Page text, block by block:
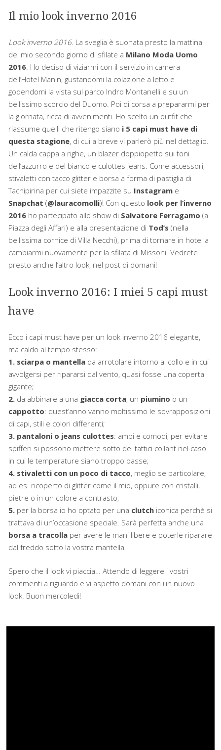
Il mio look inverno 2016
Look inverno 2016. La sveglia è suonata presto la mattina
del mio secondo giorno di sfilate a Milano Moda Uomo
2016. Ho deciso di viziarmi con il servizio in camera
dell’Hotel Manin, gustandomi la colazione a letto e
godendomi la vista sul parco Indro Montanelli e su un
bellissimo scorcio del Duomo. Poi di corsa a prepararmi per
la giornata, ricca di avvenimenti. Ho scelto un outfit che
riassume quelli che ritengo siano i 5 capi must have di
questa stagione, di cui a breve vi parlerò più nel dettaglio.
Un calda cappa a righe, un blazer doppiopetto sui toni
dell’azzurro e del bianco e culottes jeans. Come accessori,
stivaletti con tacco glitter e borsa a forma di pastiglia di
Tachipirina per cui siete impazzite su Instagram e
Snapchat (@lauracomolli)! Con questo look per l’inverno
2016 ho partecipato allo show di Salvatore Ferragamo (a
Piazza degli Affari) e alla presentazione di Tod’s (nella
bellissima cornice di Villa Necchi), prima di tornare in hotel a
cambiarmi nuovamente per la sfilata di Missoni. Vedrete
presto anche l’altro look, nel post di domani!
Look inverno 2016: I miei 5 capi must
have
Ecco i capi must have per un look inverno 2016 elegante,
ma caldo al tempo stesso:
1. sciarpa o mantella da arrotolare intorno al collo e in cui
avvolgersi per ripararsi dal vento, quasi fosse una coperta
gigante;
2. da abbinare a una giacca corta, un piumino o un
cappotto: quest’anno vanno moltissimo le sovrapposizioni
di capi, stili e colori differenti;
3. pantaloni o jeans culottes: ampi e comodi, per evitare
spifferi si possono mettere sotto dei tattici collant nel caso
in cui le temperature siano troppo basse;
4. stivaletti con un poco di tacco, meglio se particolare,
ad es. ricoperto di glitter come il mio, oppure con cristalli,
pietre o in un colore a contrasto;
5. per la borsa io ho optato per una clutch iconica perchè si
trattava di un’occasione speciale. Sarà perfetta anche una
borsa a tracolla per avere le mani libere e poterle riparare
dal freddo sotto la vostra mantella.
Spero che il look vi piaccia… Attendo di leggere i vostri
commenti a riguardo e vi aspetto domani con un nuovo
look. Buon mercoledì!